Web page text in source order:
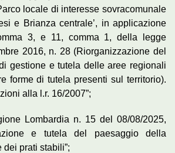
locale di interesse sovracomunale
e Brianza centrale’, in applicazione
3, e 11, comma 1, della legge
2016, n. 28 (Riorganizzazione del
gestione e tutela delle aree regionali
forme di tutela presenti sul territorio).
alla l.r. 16/2007”;
Lombardia n. 15 del 08/08/2025,
e tutela del paesaggio della
prati stabili”;